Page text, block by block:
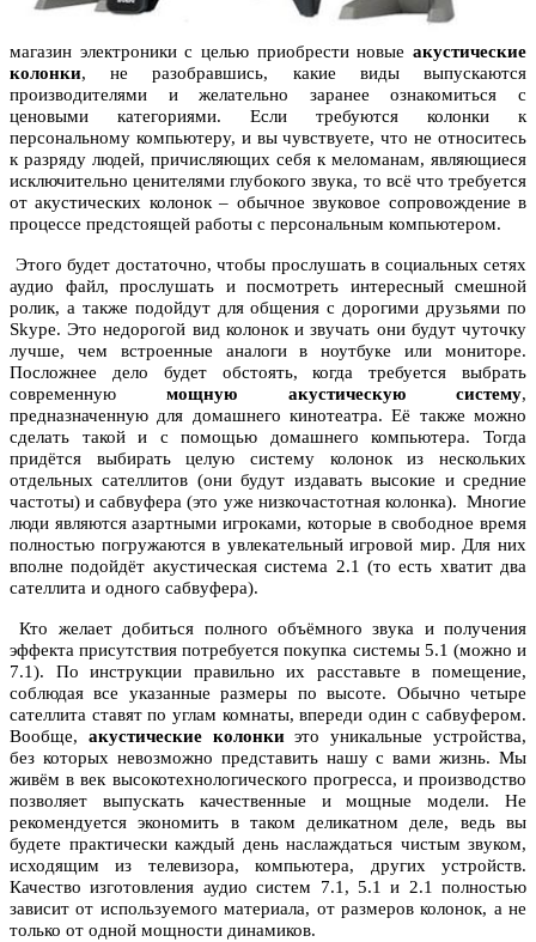
магазин электроники с целью приобрести новые акустические
колонки, не разобравшись, какие виды выпускаются
производителями и желательно заранее ознакомиться с
ценовыми категориями. Если требуются колонки к
персональному компьютеру, и вы чувствуете, что не относитесь
к разряду людей, причисляющих себя к меломанам, являющиеся
исключительно ценителями глубокого звука, то всё что требуется
от акустических колонок – обычное звуковое сопровождение в
процессе предстоящей работы с персональным компьютером.
Этого будет достаточно, чтобы прослушать в социальных сетях
аудио файл, прослушать и посмотреть интересный смешной
ролик, а также подойдут для общения с дорогими друзьями по
Skype. Это недорогой вид колонок и звучать они будут чуточку
лучше, чем встроенные аналоги в ноутбуке или мониторе.
Посложнее дело будет обстоять, когда требуется выбрать
современнуюмощную акустическую систему,
предназначенную для домашнего кинотеатра. Её также можно
сделать такой и с помощью домашнего компьютера. Тогда
придётся выбирать целую систему колонок из нескольких
отдельных сателлитов (они будут издавать высокие и средние
частоты) и сабвуфера (это уже низкочастотная колонка). Многие
люди являются азартными игроками, которые в свободное время
полностью погружаются в увлекательный игровой мир. Для них
вполне подойдёт акустическая система 2.1 (то есть хватит два
сателлита и одного сабвуфера).
Кто желает добиться полного объёмного звука и получения
эффекта присутствия потребуется покупка системы 5.1 (можно и
7.1). По инструкции правильно их расставьте в помещение,
соблюдая все указанные размеры по высоте. Обычно четыре
сателлита ставят по углам комнаты, впереди один с сабвуфером.
Вообще, акустические колонкиэто уникальные устройства,
без которых невозможно представить нашу с вами жизнь. Мы
живём в век высокотехнологического прогресса, и производство
позволяет выпускать качественные и мощные модели. Не
рекомендуется экономить в таком деликатном деле, ведь вы
будете практически каждый день наслаждаться чистым звуком,
исходящим из телевизора, компьютера, других устройств.
Качество изготовления аудио систем 7.1, 5.1 и 2.1 полностью
зависит от используемого материала, от размеров колонок, а не
только от одной мощности динамиков.